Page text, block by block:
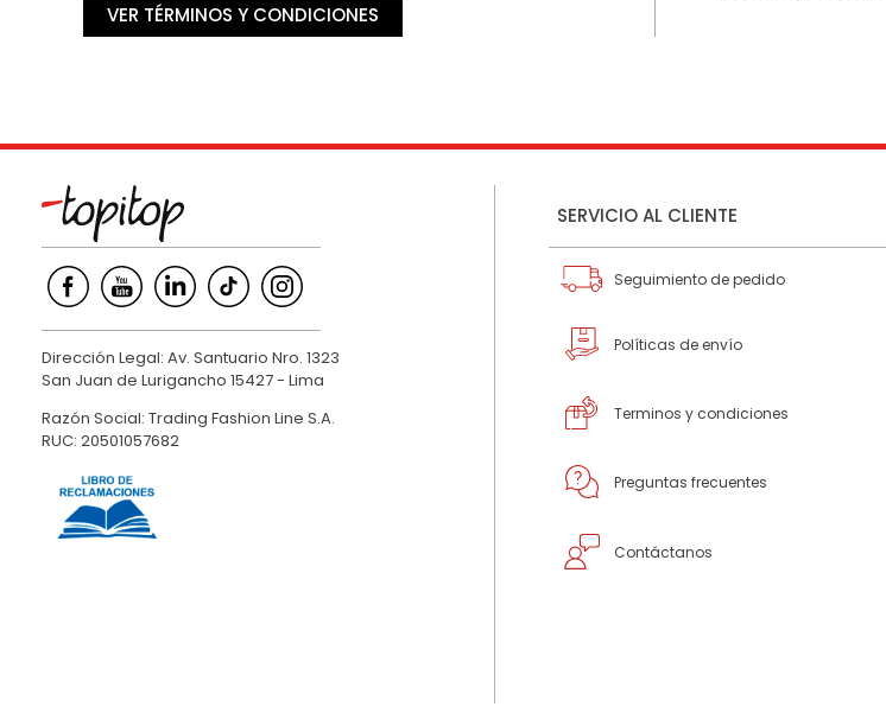
VER TÉRMINOS Y CONDICIONES
Dirección Legal: Av. Santuario Nro. 1323
San Juan de Lurigancho 15427 - Lima
Razón Social: Trading Fashion Line S.A.
RUC: 20501057682
SERVICIO AL CLIENTE
Seguimiento de pedido
Políticas de envío
Terminos y condiciones
Preguntas frecuentes
Contáctanos